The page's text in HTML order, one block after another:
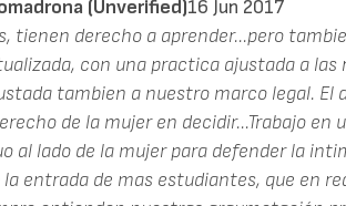
(unverified)16 Jun 2017
tienen derecho a aprender...pero
con una practica ajustada a las
tambien a nuestro marco legal. El
de la mujer en decidir...Trabajo
al lado de la mujer para defender la
entrada de mas estudiantes, que en